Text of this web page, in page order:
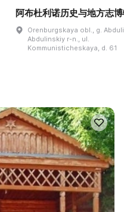
阿布杜利诺历史与地方志
Orenburgskaya obl., g.
Abdulinskiy r-n., ul.
Kommunisticheskaya, d. 61